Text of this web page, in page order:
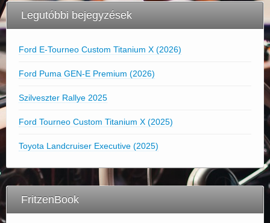
Legutóbbi bejegyzések
Ford E-Tourneo Custom Titanium X (2026)
Ford Puma GEN-E Premium (2026)
Szilveszter Rallye 2025
Ford Tourneo Custom Titanium X (2025)
Toyota Landcruiser Executive (2025)
FritzenBook